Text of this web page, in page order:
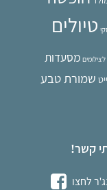
טיולים
לצילומים מסעדות
שמורת טבע
קשר!
לחצו